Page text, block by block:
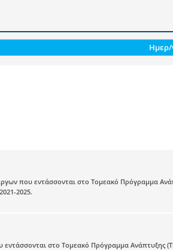
Ημερ/
που εντάσσονται στο Τομεακό Πρόγραμμα
2025.
στο Τομεακό Πρόγραμμα Ανάπτυξης